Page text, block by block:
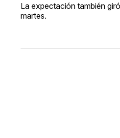
La expectación también
martes.